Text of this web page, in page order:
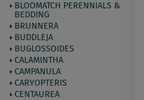
BLOOMATCH PERENNIALS &
BEDDING
BRUNNERA
BUDDLEJA
BUGLOSSOIDES
CALAMINTHA
CAMPANULA
CARYOPTERIS
CENTAUREA